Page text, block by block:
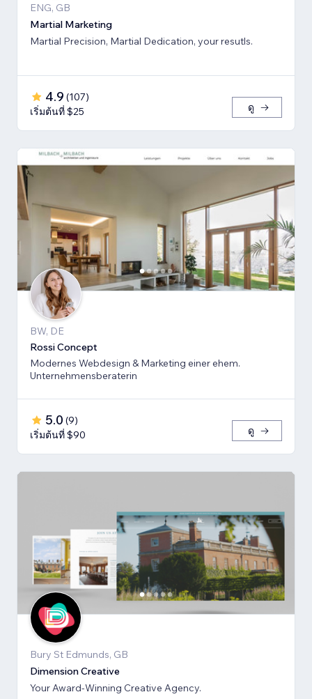
ENG, GB
Martial Marketing
Martial Precision, Martial Dedication, your resutls.
4.9 (107)
เริ่มต้นที่ $25
ดู
BW, DE
Rossi Concept
Modernes Webdesign & Marketing einer ehem.
Unternehmensberaterin
5.0 (9)
เริ่มต้นที่ $90
ดู
Bury St Edmunds, GB
Dimension Creative
Your Award-Winning Creative Agency.